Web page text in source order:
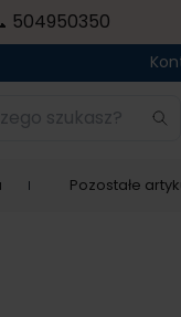
504950350
szukasz?
Pozostałe